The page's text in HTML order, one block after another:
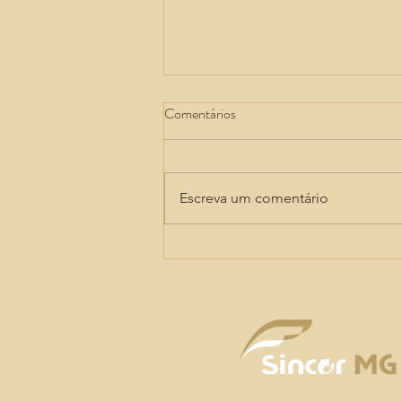
Seguro rural ganha força diante
previsibilidade dos recursos
Comentários
Escreva um comentário